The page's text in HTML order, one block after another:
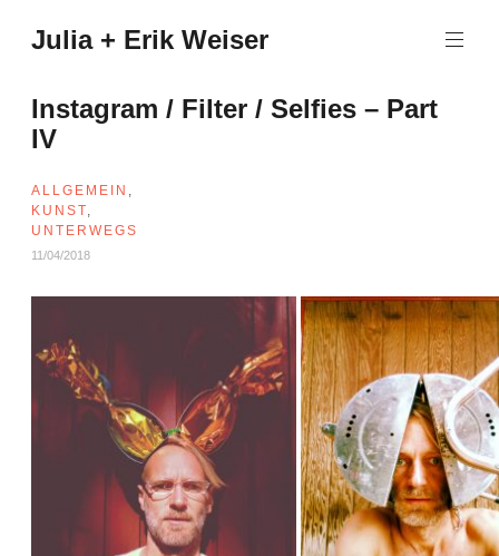
Inhalt
Julia + Erik Weiser
Instagram / Filter / Selfies – Part
IV
ALLGEMEIN ,
KUNST,
UNTERWEGS
11/04/2018